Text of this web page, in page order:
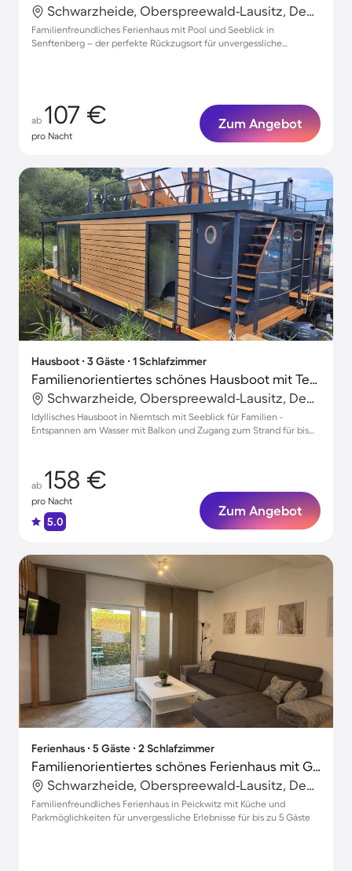
Schwarzheide, Oberspreewald-Lausitz, Deutschland
Familienfreundliches Ferienhaus mit Pool und Seeblick in
Senftenberg – der perfekte Rückzugsort für unvergessliche
ab 107 €
pro Nacht
Zum Angebot
Hausboot ∙ 3 Gäste ∙ 1 Schlafzimmer
Familienorientiertes schönes Hausboot mit Terrasse und Garten | Strandblick | Nah am Strand
Schwarzheide, Oberspreewald-Lausitz, Deutschland
Idyllisches Hausboot in Niemtsch mit Seeblick für Familien -
Entspannen am Wasser mit Balkon und Zugang zum Strand für bis
ab 158 €
pro Nacht
5.0
Zum Angebot
Ferienhaus ∙ 5 Gäste ∙ 2 Schlafzimmer
Familienorientiertes schönes Ferienhaus mit Grill und Terrasse
Schwarzheide, Oberspreewald-Lausitz, Deutschland
Familienfreundliches Ferienhaus in Peickwitz mit Küche und
Parkmöglichkeiten für unvergessliche Erlebnisse für bis zu 5 Gäste